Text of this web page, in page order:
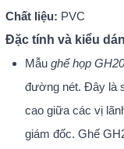
Chất liệu: PVC
Đặc tính và kiểu
Mẫu ghế họp GH20
đường nét. Đây là
cao giữa các vị
giám đốc. Ghế